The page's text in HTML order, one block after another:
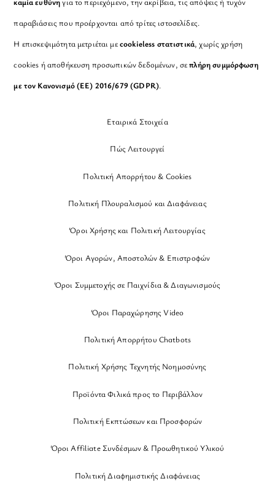
παραβιάσεις που προέρχονται από τρίτες ιστοσελίδες.
Η επισκεψιμότητα μετριέται μεcookieless στατιστικά, χωρίς χρήση
cookies ή αποθήκευση προσωπικών δεδομένων, σεπλήρη συμμόρφωση
με τον Κανονισμό (ΕΕ) 2016/679 (GDPR).
Εταιρικά Στοιχεία
Πώς Λειτουργεί
Πολιτική Απορρήτου & Cookies
Πολιτική Πλουραλισμού και Διαφάνειας
Όροι Χρήσης και Πολιτική Λειτουργίας
Όροι Αγορών, Αποστολών & Επιστροφών
Όροι Συμμετοχής σε Παιχνίδια & Διαγωνισμούς
Όροι Παραχώρησης Video
Πολιτική Απορρήτου Chatbots
Πολιτική Χρήσης Τεχνητής Νοημοσύνης
Προϊόντα Φιλικά προς το Περιβάλλον
Πολιτική Εκπτώσεων και Προσφορών
Όροι Affiliate Συνδέσμων & Προωθητικού Υλικού
Πολιτική Διαφημιστικής Διαφάνειας